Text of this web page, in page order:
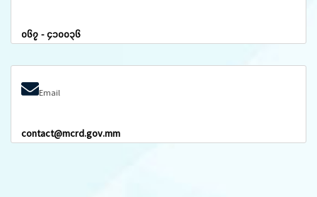
၀၆၇ - ၄၁၀၀၃၆
Email
contact@mcrd.gov.mm